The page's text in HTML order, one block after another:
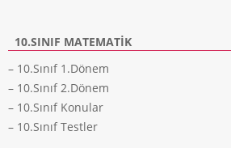
10.SINIF MATEMATIK
– 10.Sınıf 1.Dönem
– 10.Sınıf 2.Dönem
– 10.Sınıf Konular
– 10.Sınıf Testler